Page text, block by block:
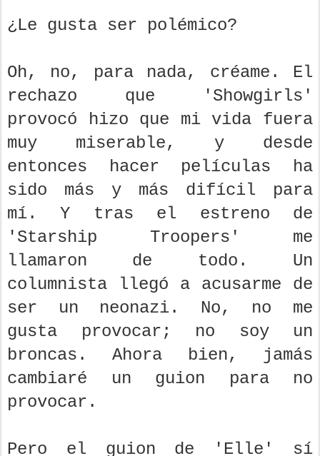
¿Le gusta ser polémico?
Oh, no, para nada, créame. El
rechazo que 'Showgirls'
provocó hizo que mi vida fuera
muy miserable, y desde
entonces hacer películas ha
sido más y más difícil para
mí. Y tras el estreno de
'Starship Troopers' me
llamaron de todo. Un
columnista llegó a acusarme de
ser un neonazi. No, no me
gusta provocar; no soy un
broncas. Ahora bien, jamás
cambiaré un guion para no
provocar.
Pero el guion de 'Elle' sí